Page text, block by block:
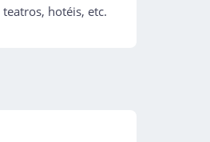
hotéis, etc.